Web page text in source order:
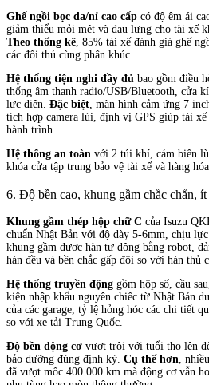
Ghế ngồi bọc da/nỉ cao cấp có độ êm ái
giảm thiểu mỏi mệt và đau lưng cho tài xế
Theo thống kê, 85% tài xế đánh giá ghế
các đối thủ cùng phân khúc.
Hệ thống tiện nghi đầy đủ bao gồm điều
thống âm thanh radio/USB/Bluetooth, cửa
lực điện. Đặc biệt, màn hình cảm ứng 7
tích hợp camera lùi, định vị GPS giúp tài
hành trình.
Hệ thống an toàn với 2 túi khí, cảm biến
khóa cửa tập trung bảo vệ tài xế và hàng
6. Độ bền cao, khung gầm chắc chắn,
Khung gầm thép hộp chữ C của Isuzu
chuẩn Nhật Bản với độ dày 5-6mm, chịu
khung gầm được hàn tự động bằng robot,
hàn đều và bền chắc gấp đôi so với hàn thủ
Hệ thống truyền động gồm hộp số, cầu
kiện nhập khẩu nguyên chiếc từ Nhật Bản
của các garage, tỷ lệ hỏng hóc các chi tiết
so với xe tải Trung Quốc.
Độ bền động cơ vượt trội với tuổi thọ lên
bảo dưỡng đúng định kỳ. Cụ thể hơn,
đã vượt mốc 400.000 km mà động cơ vẫn